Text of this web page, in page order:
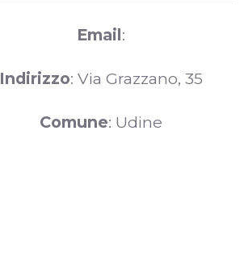
Email:
Indirizzo: Via Grazzano, 35
Comune: Udine